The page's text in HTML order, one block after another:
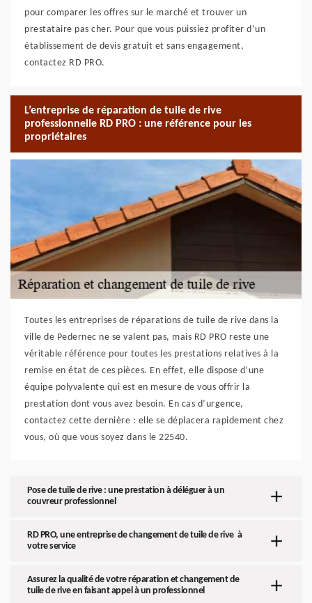
pour comparer les offres sur le marché et trouver un
prestataire pas cher. Pour que vous puissiez profiter d’un
établissement de devis gratuit et sans engagement,
contactez RD PRO.
L’entreprise de réparation de tuile de rive
professionnelle RD PRO : une référence pour les
propriétaires
Toutes les entreprises de réparations de tuile de rive dans la
ville de Pedernec ne se valent pas, mais RD PRO reste une
véritable référence pour toutes les prestations relatives à la
remise en état de ces pièces. En effet, elle dispose d’une
équipe polyvalente qui est en mesure de vous offrir la
prestation dont vous avez besoin. En cas d’urgence,
contactez cette dernière : elle se déplacera rapidement chez
vous, où que vous soyez dans le 22540.
Pose de tuile de rive : une prestation à déléguer à un
couvreur professionnel
RD PRO, une entreprise de changement de tuile de rive à
votre service
Assurez la qualité de votre réparation et changement de
tuile de rive en faisant appel à un professionnel